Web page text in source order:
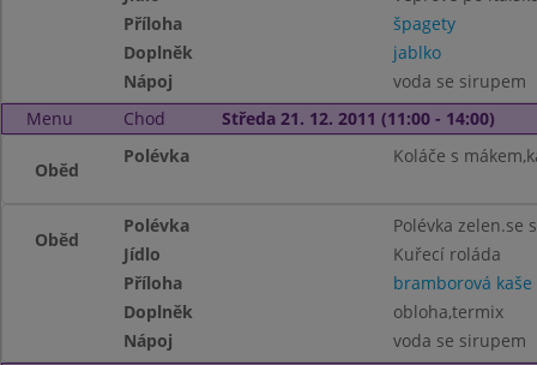
Příloha
špagety
Doplněk
jablko
Nápoj
voda se sirupem
Menu
Chod Středa 21. 12. 2011 (11:00 - 14:00)
Oběd
Polévka Koláče s
Oběd
Polévka
Polévka zelen.se
Jídlo
Kuřecí roláda
Příloha
bramborová kaše
Doplněk
obloha,termix
Nápoj
voda se sirupem